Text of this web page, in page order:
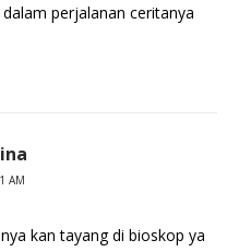
perjalanan ceritanya
AM
kan tayang di bioskop ya